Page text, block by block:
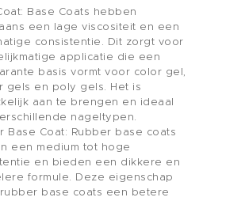
Base Coats hebben
een lage viscositeit en een
consistentie. Dit zorgt voor
applicatie die een
basis vormt voor color gel,
gels en poly gels. Het is
aan te brengen en ideaal
nageltypen.
Base Coat: Rubber base coats
een medium tot hoge
en bieden een dikkere en
formule. Deze eigenschap
rubber base coats een betere